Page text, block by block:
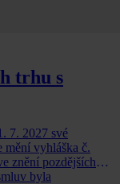
trhu s
7. 2027 své
mění vyhláška č.
znění pozdějších
byla